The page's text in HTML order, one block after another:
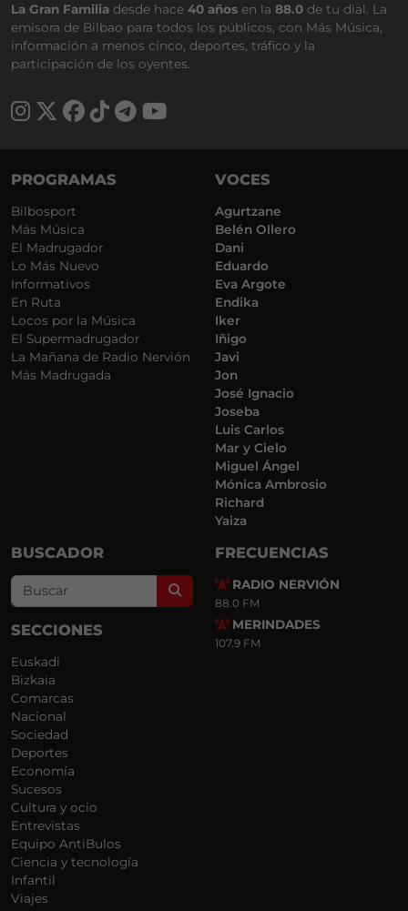
La Gran Familia desde hace 40 años en la 88.0 de tu dial. La
emisora de Bilbao para todos los públicos, con Más Música,
información a menos cinco, deportes, tráfico y la
participación de los oyentes.
PROGRAMAS
Bilbosport
Más Música
El Madrugador
Lo Más Nuevo
Informativos
En Ruta
Locos por la Música
El Supermadrugador
La Mañana de Radio Nervión
Más Madrugada
VOCES
Agurtzane
Belén Ollero
Dani
Eduardo
Eva Argote
Endika
Iker
Iñigo
Javi
Jon
José Ignacio
Joseba
Luis Carlos
Mar y Cielo
Miguel Ángel
Mónica Ambrosio
Richard
Yaiza
BUSCADOR
Search
SECCIONES
Euskadi
Bizkaia
Comarcas
Nacional
Sociedad
Deportes
Economía
Sucesos
Cultura y ocio
Entrevistas
Equipo AntiBulos
Ciencia y tecnología
Infantil
Viajes
FRECUENCIAS
RADIO NERVIÓN
88.0 FM
MERINDADES
107.9 FM